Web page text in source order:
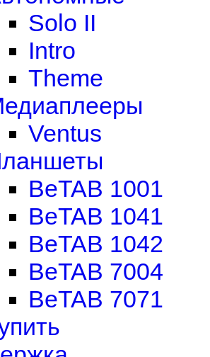
Solo II
Intro
Theme
Ventus
BeTAB 1001
BeTAB 1041
BeTAB 1042
BeTAB 7004
BeTAB 7071